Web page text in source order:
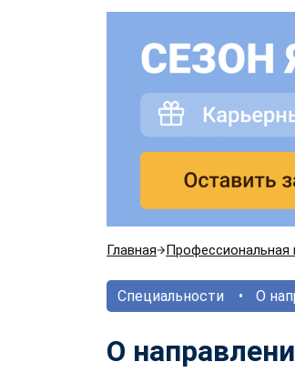
Главная Профессиональная
Специальности О
О